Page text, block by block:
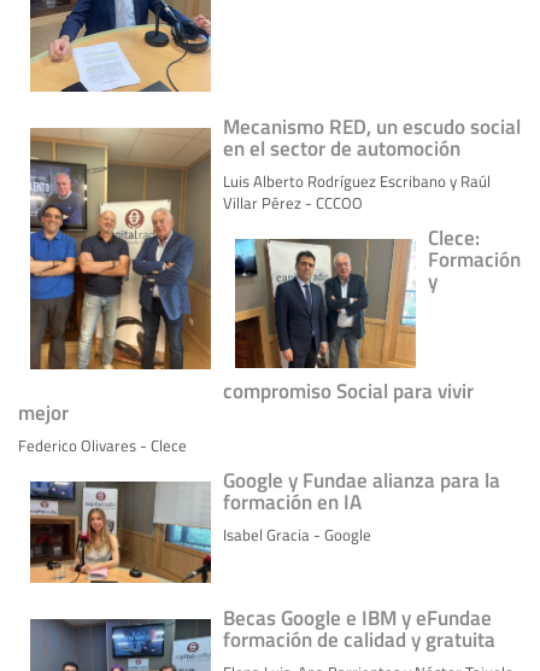
Mecanismo RED, un escudo social
en el sector de automoción
Luis Alberto Rodríguez Escribano y Raúl
Villar Pérez - CCCOO
Clece:
Formación
y
compromiso Social para vivir
mejor
Federico Olivares - Clece
Google y Fundae alianza para la
formación en IA
Isabel Gracia - Google
Becas Google e IBM y eFundae
formación de calidad y gratuita